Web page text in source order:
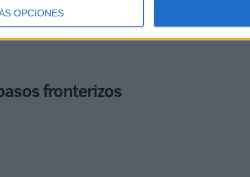
OPCIONES
aotros posibles implicados
trate de una ramificación de una
fronterizos